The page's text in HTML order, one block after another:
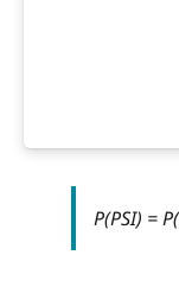
P(PSI) =